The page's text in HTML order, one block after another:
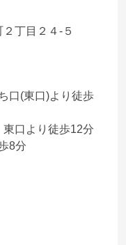
丁目２４-５
口(東口)より徒歩
口より徒歩12分
8分